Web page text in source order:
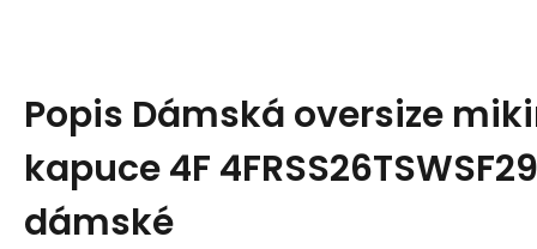
Popis Dámská oversize
kapuce 4F
dámské